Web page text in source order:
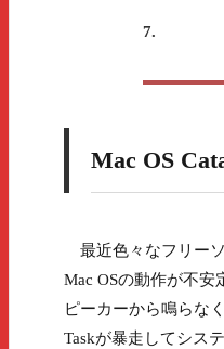
7.
Mac OS
最近色々なフリー
Mac OSの動作が不安
ピーカーから鳴らな
Taskが暴走してシス